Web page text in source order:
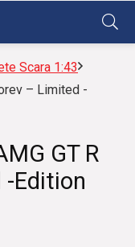
Scara 1:43
– Limited -
GT R
-Edition